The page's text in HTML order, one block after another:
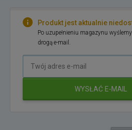
Produkt jest aktualnie
Po uzupełnieniu magazynu
drogą e-mail.
WYSŁAĆ E-MAIL